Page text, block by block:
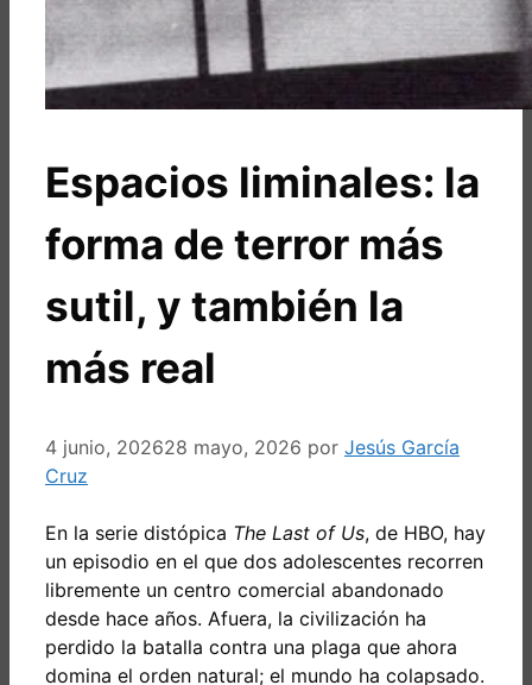
Espacios liminales: la
forma de terror más
sutil, y también la
más real
4 junio, 202628 mayo, 2026 por Jesús García
Cruz
En la serie distópica The Last of Us, de HBO, hay
un episodio en el que dos adolescentes recorren
libremente un centro comercial abandonado
desde hace años. Afuera, la civilización ha
perdido la batalla contra una plaga que ahora
domina el orden natural; el mundo ha colapsado.